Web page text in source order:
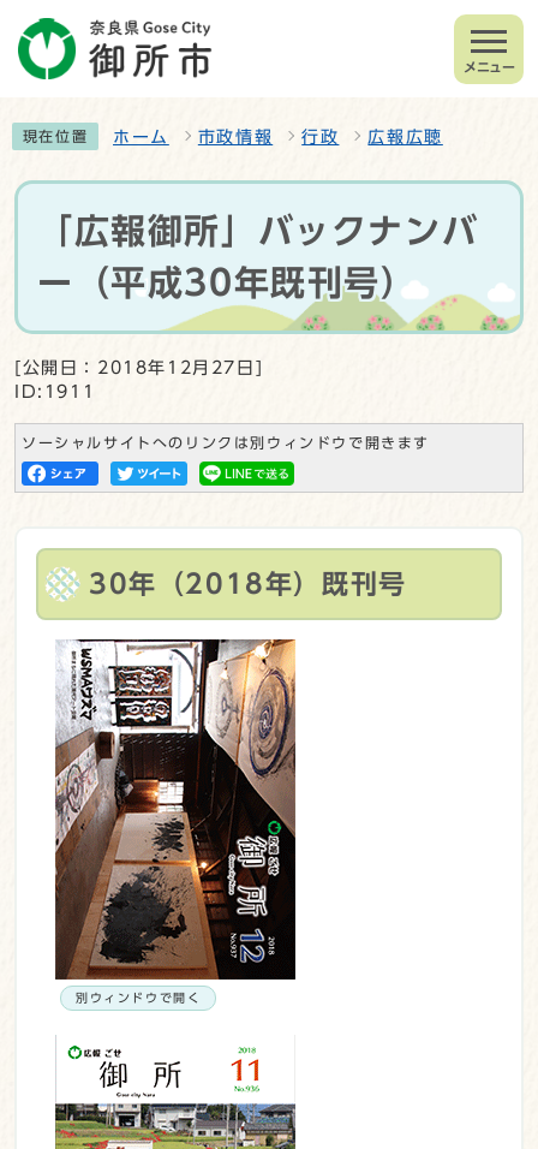
メニュー
現在位置 ホーム 市政情報 行政 広報広聴
「広報御所」バックナンバ
ー（平成30年既刊号）
[公開日：2018年12月27日]
ID:1911
ソーシャルサイトへのリンクは別ウィンドウで開きます
30年（2018年）既刊号
別ウィンドウで開く